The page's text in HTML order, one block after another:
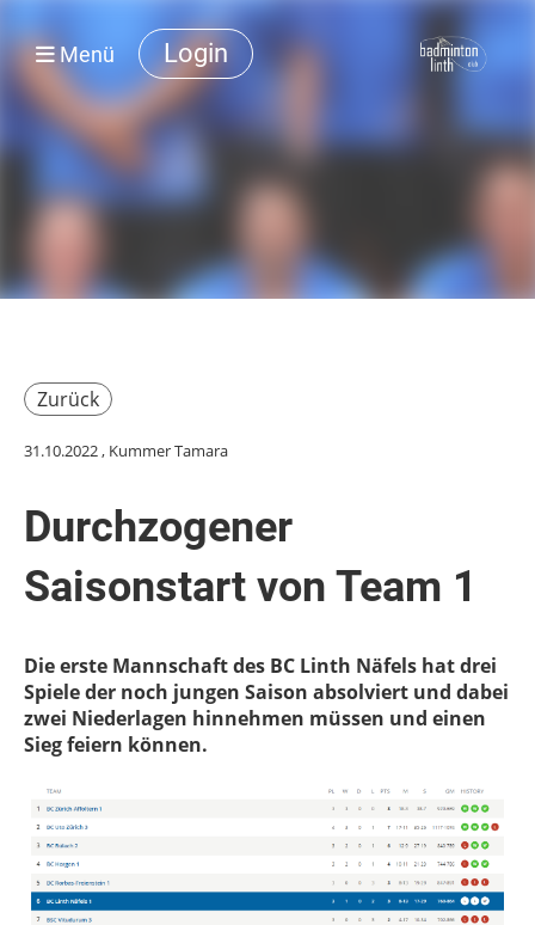
Login
Menü
Zurück
31.10.2022, Kummer Tamara
Durchzogener
Saisonstart von Team 1
Die erste Mannschaft des BC Linth Näfels hat drei
Spiele der noch jungen Saison absolviert und dabei
zwei Niederlagen hinnehmen müssen und einen
Sieg feiern können.